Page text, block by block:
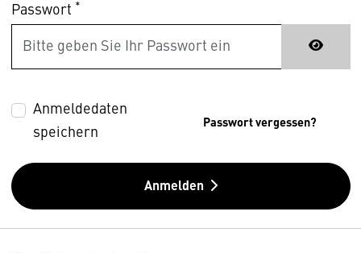
Passwort *
Anmeldedaten
speichern
Passwort vergessen?
Anmelden